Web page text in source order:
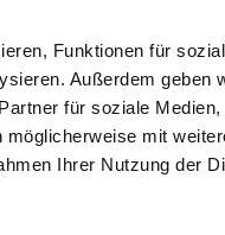
Funktionen für
Außerdem geben
für soziale Medien,
mit
Ihrer Nutzung der
wird durchschnittlich mit